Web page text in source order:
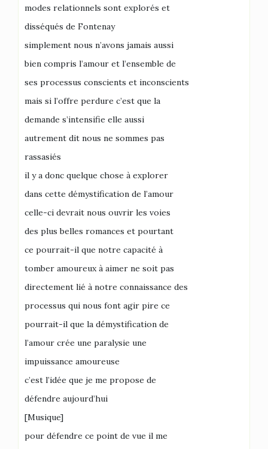
modes relationnels sont explorés et
disséqués de Fontenay
simplement nous n’avons jamais aussi
bien compris l’amour et l’ensemble de
ses processus conscients et inconscients
mais si l’offre perdure c’est que la
demande s’intensifie elle aussi
autrement dit nous ne sommes pas
rassasiés
il y a donc quelque chose à explorer
dans cette démystification de l’amour
celle-ci devrait nous ouvrir les voies
des plus belles romances et pourtant
ce pourrait-il que notre capacité à
tomber amoureux à aimer ne soit pas
directement lié à notre connaissance des
processus qui nous font agir pire ce
pourrait-il que la démystification de
l’amour crée une paralysie une
impuissance amoureuse
c’est l’idée que je me propose de
défendre aujourd’hui
[Musique]
pour défendre ce point de vue il me